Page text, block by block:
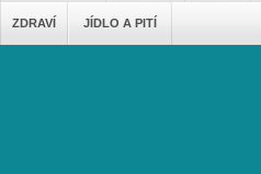
ZDRAVÍ JÍDLO A PITÍ